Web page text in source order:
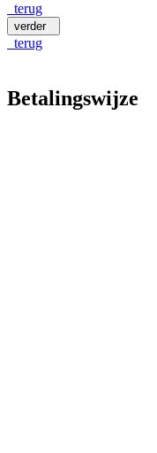
terug
verder
terug
Betalingswijze